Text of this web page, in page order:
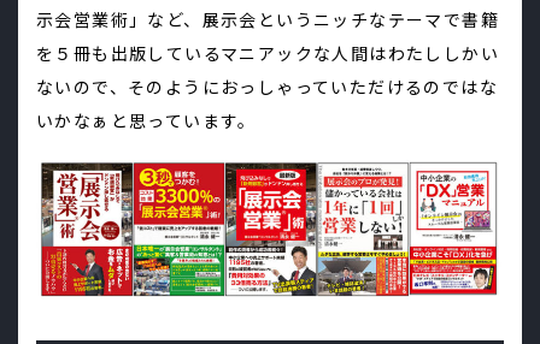
示会営業術」など、展示会というニッチなテーマで書籍
を５冊も出版しているマニアックな人間はわたししかい
ないので、そのようにおっしゃっていただけるのではな
いかなぁと思っています。